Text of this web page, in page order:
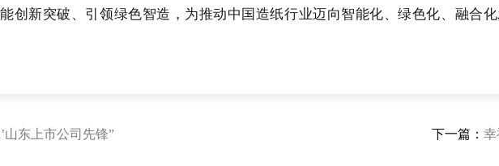
创新突破、引领绿色智造，为推动中国造纸行业迈向智能化、绿色化、融合化
’山东上市公司先锋” 下一篇： 幸